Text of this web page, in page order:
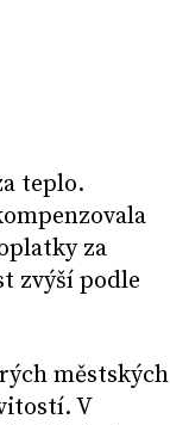
teplo.
za
zvýší podle
městských
V